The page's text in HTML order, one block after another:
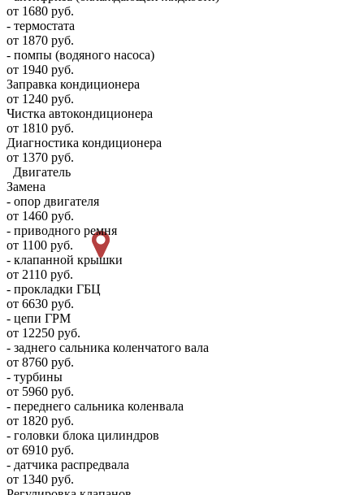
от 1680 руб.
- термостата
от 1870 руб.
- помпы (водяного насоса)
от 1940 руб.
Заправка кондиционера
от 1240 руб.
Чистка автокондиционера
от 1810 руб.
Диагностика кондиционера
от 1370 руб.
Двигатель
Замена
- опор двигателя
от 1460 руб.
- приводного ремня
от 1100 руб.
- клапанной крышки
от 2110 руб.
- прокладки ГБЦ
от 6630 руб.
- цепи ГРМ
от 12250 руб.
- заднего сальника коленчатого вала
от 8760 руб.
- турбины
от 5960 руб.
- переднего сальника коленвала
от 1820 руб.
- головки блока цилиндров
от 6910 руб.
- датчика распредвала
от 1340 руб.